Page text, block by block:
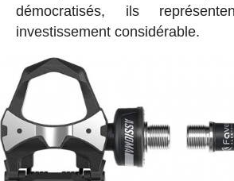
démocratisés, ils
investissement considérable.